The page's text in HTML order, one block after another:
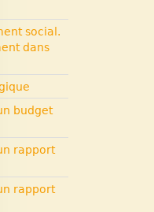
social.
dans
budget
rapport
rapport